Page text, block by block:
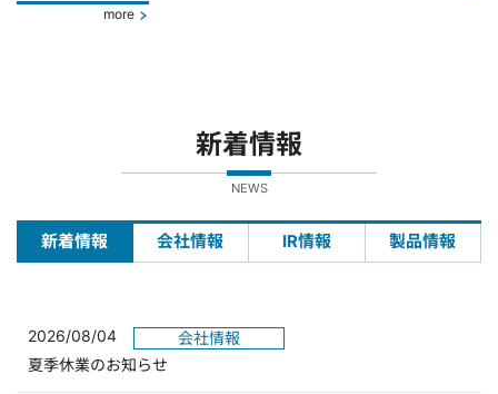
more
新着情報
NEWS
新着情報 会社情報 IR情報 製品情報
2026/08/04
会社情報
夏季休業のお知らせ